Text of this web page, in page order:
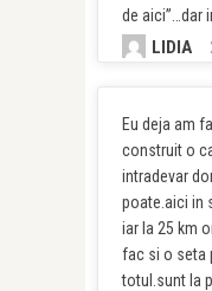
de aici”…dar
LIDIA
Eu deja am
construit o
intradevar
poate.aici in
iar la 25 km
fac si o seta
totul.sunt la